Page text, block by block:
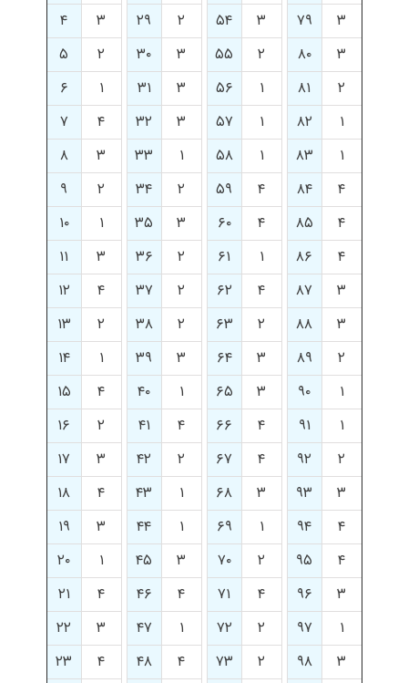
۳
۷۹ ۳ ۵۴ ۲ ۲۹ ۳
۴
۳
۸۰ ۲ ۵۵ ۳ ۳۰ ۲
۵
۲
۸۱ ۱ ۵۶ ۳ ۳۱ ۱
۶
۱
۸۲ ۱ ۵۷ ۳ ۳۲ ۴
۷
۱
۸۳ ۱ ۵۸ ۱ ۳۳ ۳
۸
۴
۸۴ ۴ ۵۹ ۲ ۳۴ ۲
۹
۴
۸۵ ۴ ۶۰ ۳ ۳۵ ۱
۱۰
۴
۸۶ ۱ ۶۱ ۲ ۳۶ ۳
۱۱
۳
۸۷ ۴ ۶۲ ۲ ۳۷ ۴
۱۲
۳
۸۸ ۲ ۶۳ ۲ ۳۸ ۲
۱۳
۲
۸۹ ۳ ۶۴ ۳ ۳۹ ۱
۱۴
۱
۹۰ ۳ ۶۵ ۱ ۴۰ ۴
۱۵
۱
۹۱ ۴ ۶۶ ۴ ۴۱ ۲
۱۶
۲
۹۲ ۴ ۶۷ ۲ ۴۲ ۳
۱۷
۳
۹۳ ۳ ۶۸ ۱ ۴۳ ۴
۱۸
۴
۹۴ ۱ ۶۹ ۱ ۴۴ ۳
۱۹
۴
۹۵ ۲ ۷۰ ۳ ۴۵ ۱
۲۰
۳
۹۶ ۴ ۷۱ ۴ ۴۶ ۴
۲۱
۱
۹۷ ۲ ۷۲ ۱ ۴۷ ۳
۲۲
۳
۹۸ ۲ ۷۳ ۴ ۴۸ ۴
۲۳